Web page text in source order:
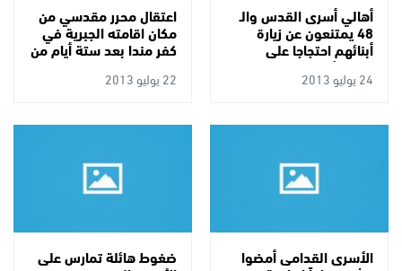
أهالي أسرى القدس والـ
48 يمتنعون عن زيارة
أبنائهم احتجاجا على
التفتيش التنكيلي
24 يوليو 2013
اعتقال محرر مقدسي من
مكان اقامته الجبرية في
كفر مندا بعد ستة أيام من
الافراج عنه22 يوليو 2013
الأسرى القدامى أمضوا ضغوط هائلة تمارس على